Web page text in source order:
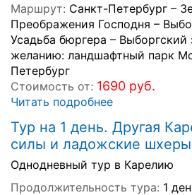
Маршрут: Санкт-Петербург –
Преображения Господня –
Усадьба бюргера – Выборгский
желанию: ландшафтный парк
Петербург
Стоимость от: 1690 руб.
Читать подробнее
Тур на 1 день. Другая
силы и ладожские шхеры
Однодневный тур в Карелию
Продолжительность тура: 1